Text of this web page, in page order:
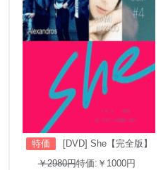
特価
[DVD] She【完全版】
￥2980円特価:￥1000円